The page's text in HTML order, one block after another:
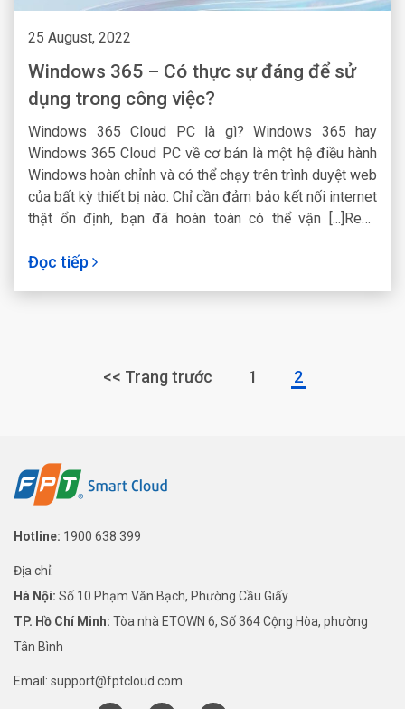
25 August, 2022
Windows 365 – Có thực sự đáng để sử
dụng trong công việc?
Windows 365 Cloud PC là gì? Windows 365 hay
Windows 365 Cloud PC về cơ bản là một hệ điều hành
Windows hoàn chỉnh và có thể chạy trên trình duyệt web
của bất kỳ thiết bị nào. Chỉ cần đảm bảo kết nối internet
thật ổn định, bạn đã hoàn toàn có thể vận [...]Read
Đọc tiếp
<< Trang trước 1 2
Hotline: 1900 638 399
Địa chỉ:
Hà Nội: Số 10 Phạm Văn Bạch, Phường Cầu Giấy
TP. Hồ Chí Minh: Tòa nhà ETOWN 6, Số 364 Cộng Hòa, phường
Tân Bình
Email: support@fptcloud.com